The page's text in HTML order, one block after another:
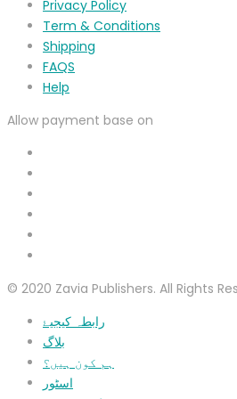
Privacy Policy
Term & Conditions
Shipping
FAQS
Help
Allow payment base on
© 2020 Zavia Publishers. All Rights
رابطہ کیجیۓ
بلاگ
ہم کون ہیں؟
اسٹور